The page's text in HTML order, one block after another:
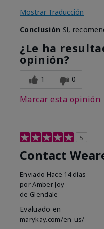
Mostrar Traducción
Conclusión Sí,
¿Le ha
opinión?
1 0
Marcar esta opinión
5
Contact
Enviado Hace 14 días
porAmber Joy
de Glendale
Evaluado en
marykay.com/en-us/